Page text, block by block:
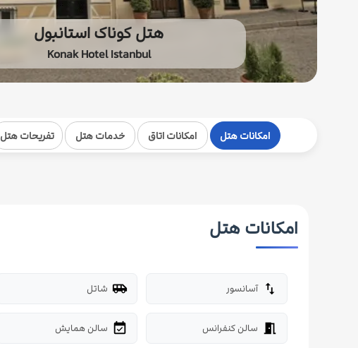
هتل کوناک استانبول
Konak Hotel Istanbul
امکانات هتل امکانات اتاق خدمات هتل تفریحات هتل
امکانات هتل
import_export آسانسور airport_shuttle شاتل
meeting_room سالن کنفرانس event_available سالن همایش